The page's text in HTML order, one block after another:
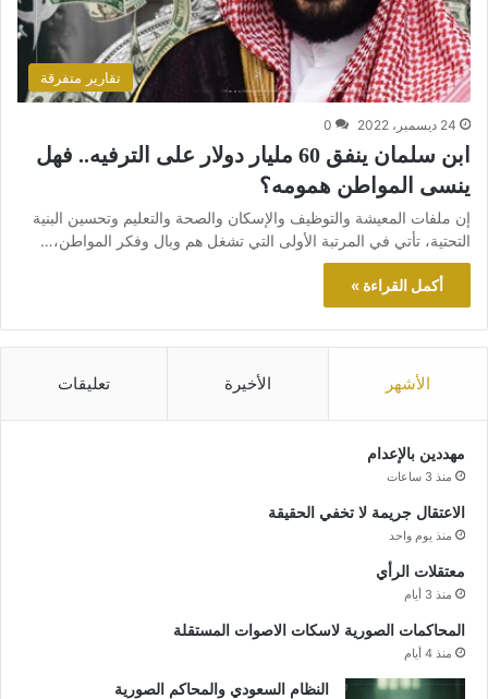
تقارير متفرقة
24 ديسمبر، 2022 0
ابن سلمان ينفق 60 مليار دولار على الترفيه.. فهل
ينسى المواطن همومه؟
إن ملفات المعيشة والتوظيف والإسكان والصحة والتعليم وتحسين البنية
التحتية، تأتي في المرتبة الأولى التي تشغل هم وبال وفكر المواطن،…
أكمل القراءة »
الأشهر الأخيرة تعليقات
مهددين بالإعدام
منذ 3 ساعات
الاعتقال جريمة لا تخفي الحقيقة
منذ يوم واحد
معتقلات الرأي
منذ 3 أيام
المحاكمات الصورية لاسكات الاصوات المستقلة
منذ 4 أيام
النظام السعودي والمحاكم الصورية